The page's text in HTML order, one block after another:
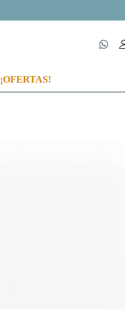
¡OFERTAS!